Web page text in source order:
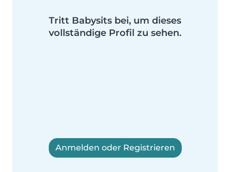
Tritt Babysits bei, um dieses
vollständige Profil zu sehen.
Anmelden oder Registrieren